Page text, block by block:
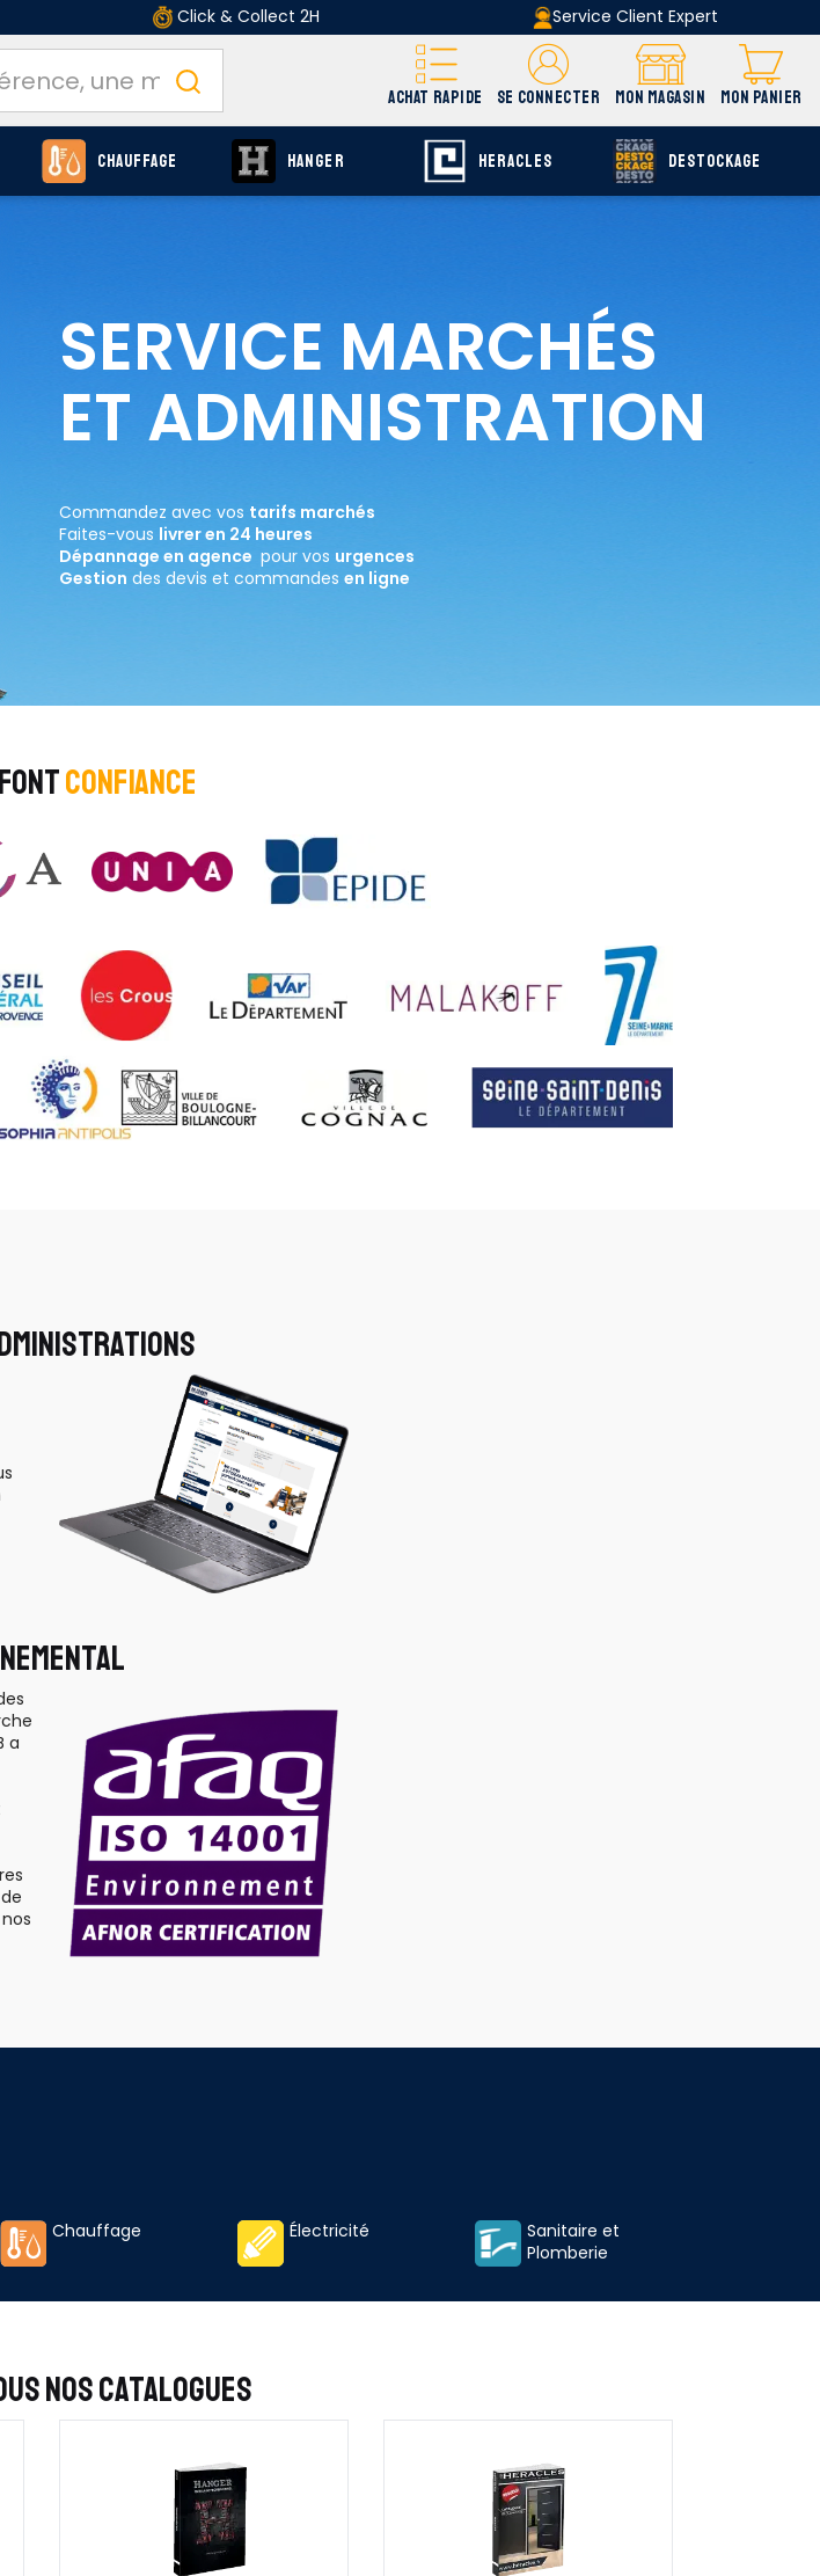
Click & Collect 2H Service Client Expert
ACHAT RAPIDE SE CONNECTER MON MAGASIN MON PANIER
Chauffage HANGER HERACLES DESTOCKAGE
SERVICE MARCHÉS
ET ADMINISTRATION
Commandez avec vos tarifs marchés
Faites-vous livrer en 24 heures
Dépannage en agence pour vos urgences
Gestion des devis et commandes en ligne
CONFIANCE
a
Chauffage Électricité
Sanitaire et
Plomberie
NOSCATALOGUES